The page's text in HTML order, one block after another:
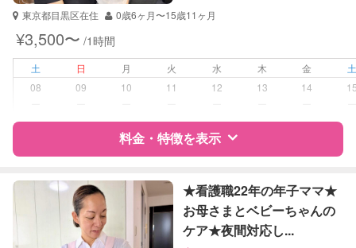
受験対策 中学受験
学校/塾の補習・宿題
対応科目
国語
理科
社会
東京都目黒区在住 0歳6ヶ月〜15歳11ヶ月
¥3,500〜 /1時間
土 日 月 火 水 木 金
08
09 10 11 12 13 14
料金・特徴を表示
特徴 料金 レビュー
サポートの特徴
★看護職22年の年子ママ★
お母さまとベビーちゃんの
ケア★夜間対応し...